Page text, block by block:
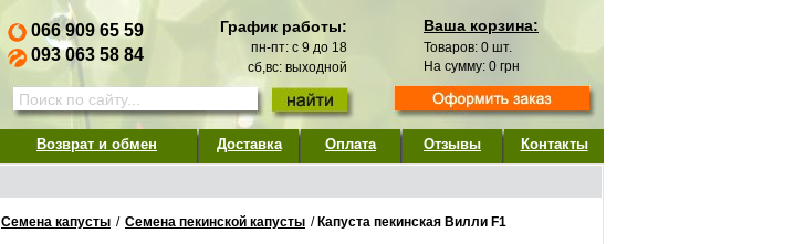
066 909 65 59
093 063 58 84
График работы:
пн-пт: с 9 до 18
сб,вс: выходной
Ваша корзина:
Товаров: 0 шт.
На сумму: 0 грн
Возврат и обмен Доставка Оплата Отзывы Контакты
Семена капусты / Семена пекинской капусты / Капуста пекинская Вилли F1